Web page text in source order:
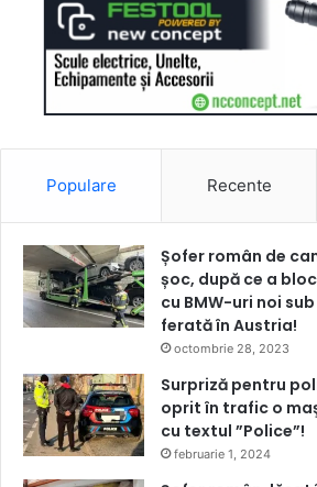
Populare Recente
Șofer român de
șoc, după ce a
cu BMW-uri noi
ferată în Austria!
octombrie 28, 2023
Surpriză pentru
oprit în trafic o
cu textul ”Police”!
februarie 1, 2024